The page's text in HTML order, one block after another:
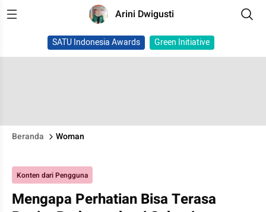
Arini Dwigusti
SATU Indonesia Awards Green Initiative
Beranda Woman
Konten dari Pengguna
Mengapa Perhatian Bisa Terasa